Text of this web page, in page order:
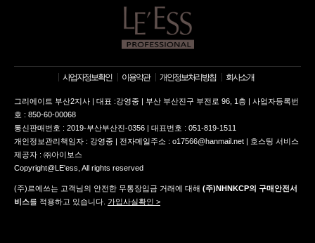
사업자정보확인 이용약관 개인정보처리방침 회사소개
그리에이트 부산2지사 | 대표 :강영중 | 부산 부산진구 부전로 96, 1층 | 사업자등록번
호 : 850-60-00068
통신판매번호 : 2019-부산부산진-0356 | 대표번호 : 051-819-1511
개인정보관리책임자 : 강영중 | 전자메일주소 : o17566@hanmail.net | 호스팅 서비스
제공자 : ㈜아이보스
Copyright@LE'ess, All rights reserved
(주)르에쓰는 고객님의 안전한 무통장입금 거래에 대해 (주)NHNKCP의 구매안전서
비스를 적용하고 있습니다. 가입사실확인 >